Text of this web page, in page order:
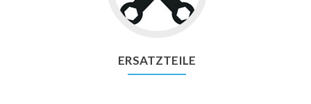
ERSATZTEILE